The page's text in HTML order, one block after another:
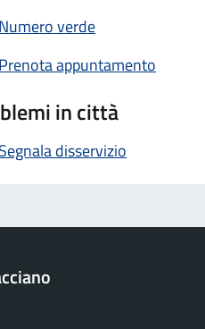
verde
appuntamento
in città
disservizio